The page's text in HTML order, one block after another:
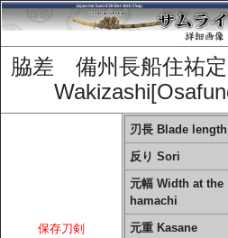
脇差 備州長船住祐
保存刀剣
刃長 Blade length
反り Sori
元幅 Width at the
hamachi
元重 Kasane